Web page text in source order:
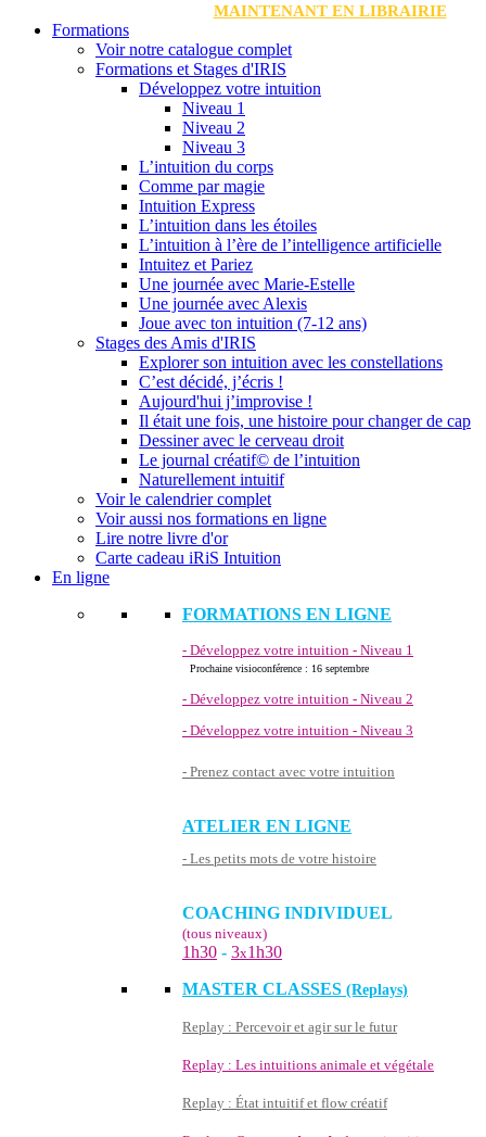
MAINTENANT EN LIBRAIRIE
Formations
Voir notre catalogue complet
Formations et Stages d'IRIS
Développez votre intuition
Niveau 1
Niveau 2
Niveau 3
L’intuition du corps
Comme par magie
Intuition Express
L’intuition dans les étoiles
L’intuition à l’ère de l’intelligence artificielle
Intuitez et Pariez
Une journée avec Marie-Estelle
Une journée avec Alexis
Joue avec ton intuition (7-12 ans)
Stages des Amis d'IRIS
Explorer son intuition avec les constellations
C’est décidé, j’écris !
Aujourd'hui j’improvise !
Il était une fois, une histoire pour changer de cap
Dessiner avec le cerveau droit
Le journal créatif© de l’intuition
Naturellement intuitif
Voir le calendrier complet
Voir aussi nos formations en ligne
Lire notre livre d'or
Carte cadeau iRiS Intuition
En ligne
FORMATIONS EN LIGNE
- Développez votre intuition - Niveau 1
Prochaine visioconférence : 16 septembre
- Développez votre intuition - Niveau 2
- Développez votre intuition - Niveau 3
- Prenez contact avec votre intuition
ATELIER EN LIGNE
- Les petits mots de votre histoire
COACHING INDIVIDUEL
(tous niveaux)
1h30 - 3x1h30
MASTER CLASSES (Replays)
Replay : Percevoir et agir sur le futur
Replay : Les intuitions animale et végétale
Replay : État intuitif et flow créatif